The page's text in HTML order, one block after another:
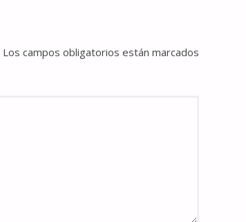
Los campos obligatorios están marcados